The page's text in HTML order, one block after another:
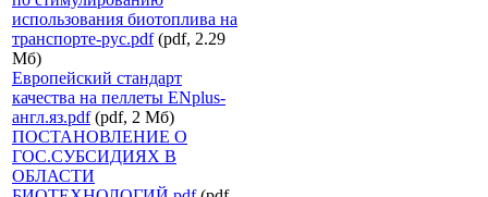
использования биотоплива на
транспорте-рус.pdf(pdf, 2.29
Мб)
Европейский стандарт
качества на пеллеты ENplus-
англ.яз.pdf(pdf, 2 Мб)
ПОСТАНОВЛЕНИЕ О
ГОС.СУБСИДИЯХ В
ОБЛАСТИ